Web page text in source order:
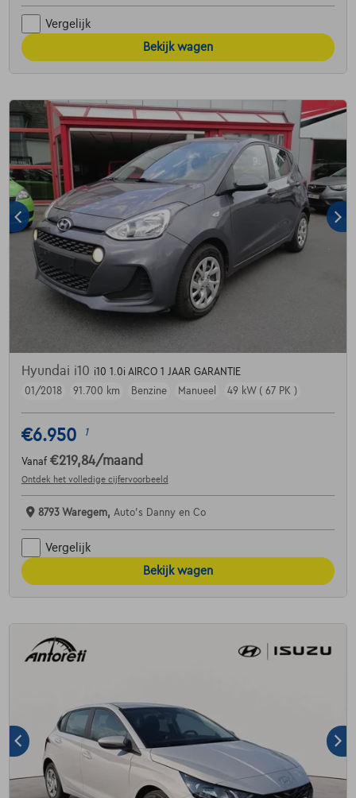
Vergelijk
Bekijk wagen
Hyundai i10 i10 1.0i AIRCO 1 JAAR GARANTIE
01/2018
91.700 km Benzine Manueel 49 kW ( 67 PK )
€6.950 1
Vanaf €219,84/maand
Ontdek het volledige cijfervoorbeeld
8793 Waregem, Auto's Danny en Co
Vergelijk
Bekijk wagen